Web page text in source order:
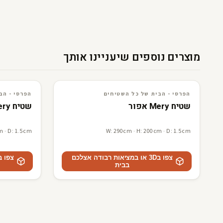
מוצרים נוספים שיעניינו אותך
3D · AR הפרסי - הבית של כל השטיחים
הפרסי - הבית של כל השטיחים
שטיח Mery אפור
W: 290cm · H: 200cm · D: 1.5cm
צפו ב3D או במציאות רבודה אצלכם
בבית
3D · AR הפרסי - הבית של כל השטיחים הפרסי -
שטיח Mery בז
· D: 1.5cm